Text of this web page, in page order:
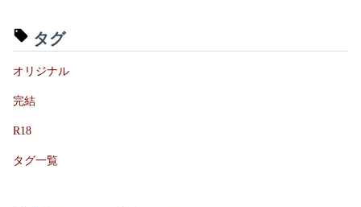
タグ
オリジナル
完結
R18
タグ一覧